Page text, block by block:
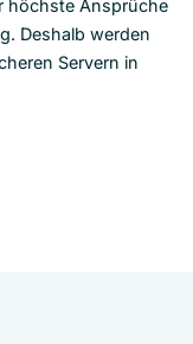
höchste Ansprüche
Deshalb werden
Servern in